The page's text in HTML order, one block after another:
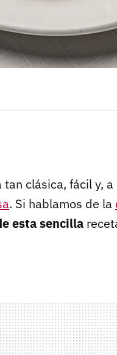
clásica, fácil y,
. Si hablamos de la
esta sencilla